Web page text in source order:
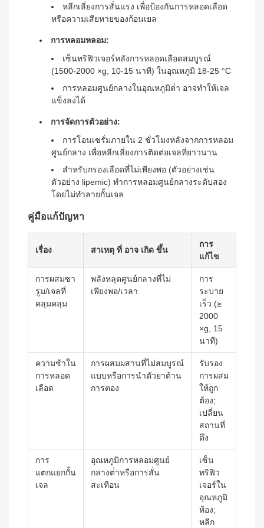
หลีกเลี่ยงการสั่นแรง เพื่อป้องกันการหลอดเลือด
หรือความเสียหายของก้อนเยล
การหลอมหลอม:
เซ็นทริฟิวเจอร์หลังการหลอดเลือดสมบูรณ์
(1500-2000 ×g, 10-15 นาที) ในอุณหภูมิ 18-25 °C
การหลอมศูนย์กลางในอุณหภูมิต่ํา อาจทําให้เจล
แข็งลงได้
การจัดการตัวอย่าง:
การโอนเซรั่มภายใน 2 ชั่วโมงหลังจากการหลอม
ศูนย์กลาง เพื่อหลีกเลี่ยงการติดต่อเจลที่ยาวนาน
สําหรับกรองเลือดที่ไม่เพียงพอ (ตัวอย่างเช่น
ตัวอย่าง lipemic) ทําการหลอมศูนย์กลางระดับสอง
โดยไม่ทําลายกั้นเจล
คู่มือแก้ปัญหา
เรื่อง สาเหตุ ที่ อาจ เกิด ขึ้น
การ
แก้ไข
การผสมซา
รูม/เจลที่
คลุมคลุม
พลังหลุดศูนย์กลางที่ไม่
เพียงพอ/เวลา
การ
ระบาย
เร็ว (≥
2000
×g, 15
นาที)
ความช้าใน
การหลอด
เลือด
การผสมผสานที่ไม่สมบูรณ์
แบบหรือการนําตัวยาต้าน
การตอง
รับรอง
การผสม
ให้ถูก
ต้อง;
เปลี่ยน
สถานที่
ดึง
การ
แตกแยกกั้น
เจล
อุณหภูมิการหลอมศูนย์
กลางต่ําหรือการสั่น
สะเทือน
เซ็น
ทริฟิว
เจอร์ใน
อุณหภูมิ
ห้อง;
หลีก